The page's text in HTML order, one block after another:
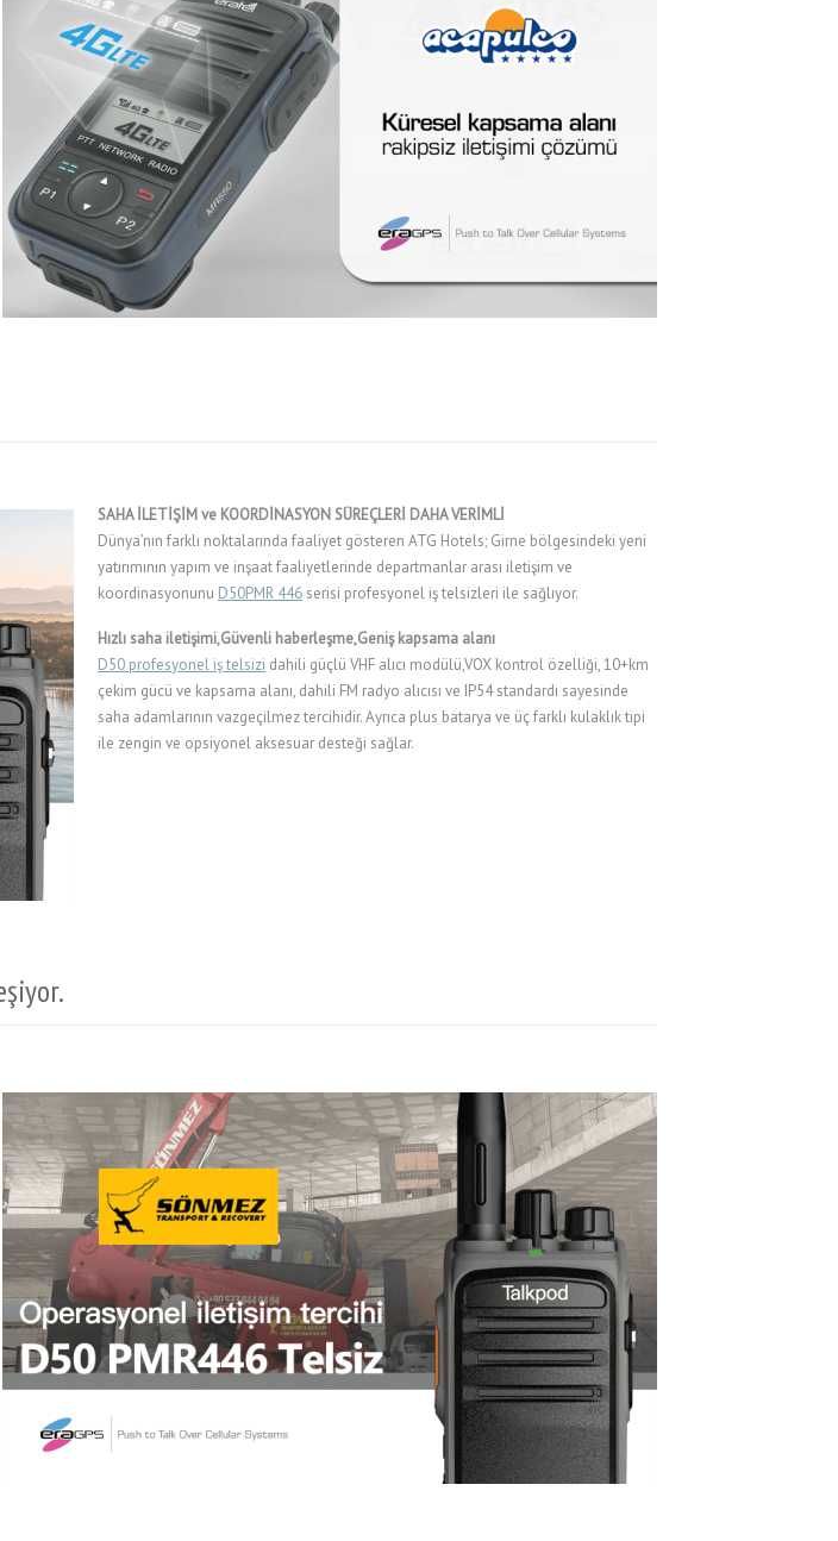
SAHA İLETİŞİM ve KOORDİNASYON SÜREÇLERİ DAHA VERİMLİ
Dünya’nın farklı noktalarında faaliyet gösteren ATG Hotels; Girne bölgesindeki yeni
yatırımının yapım ve inşaat faaliyetlerinde departmanlar arası iletişim ve
koordinasyonunu D50PMR 446 serisi profesyonel iş telsizleri ile sağlıyor.
Hızlı saha iletişimi,Güvenli haberleşme,Geniş kapsama alanı
D50 profesyonel iş telsizi dahili güçlü VHF alıcı modülü,VOX kontrol özelliği, 10+km
çekim gücü ve kapsama alanı, dahili FM radyo alıcısı ve IP54 standardı sayesinde
saha adamlarının vazgeçilmez tercihidir. Ayrıca plus batarya ve üç farklı kulaklık tipi
ile zengin ve opsiyonel aksesuar desteği sağlar.